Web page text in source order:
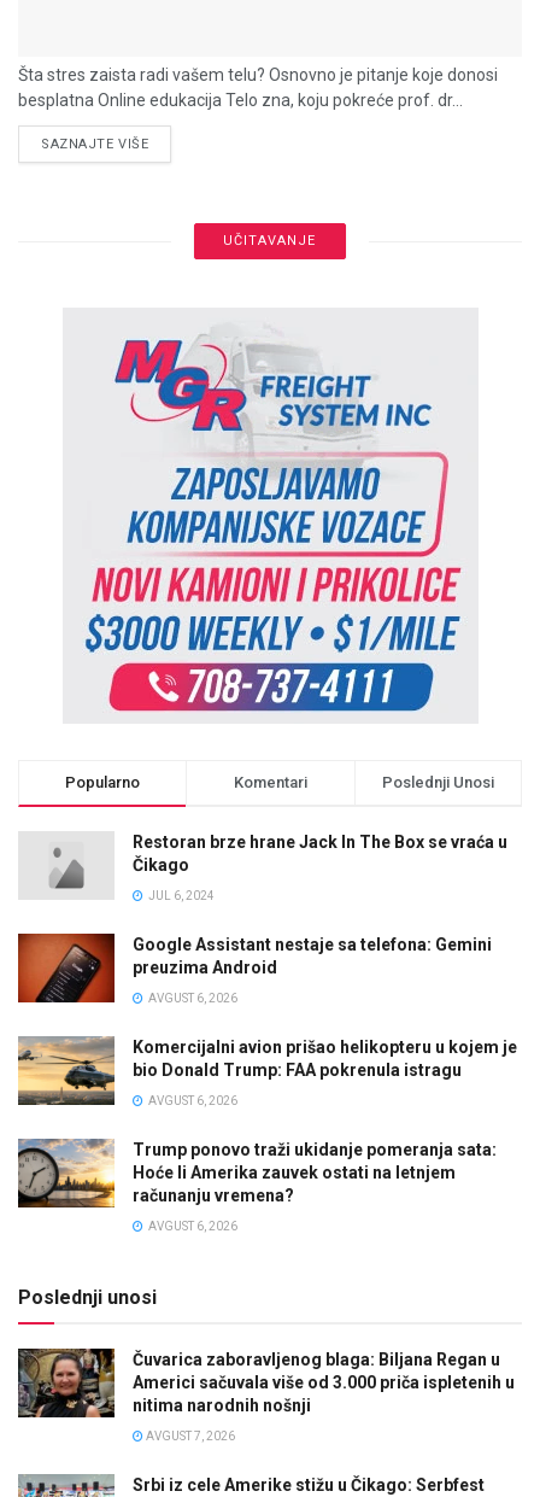
Šta stres zaista radi vašem telu? Osnovno je pitanje koje donosi
besplatna Online edukacija Telo zna, koju pokreće prof. dr...
SAZNAJTE VIŠEDETAILS
UČITAVANJE
Popularno Komentari Poslednji Unosi
Restoran brze hrane Jack In The Box se vraća u
Čikago
JUL 6, 2024
Google Assistant nestaje sa telefona: Gemini
preuzima Android
AVGUST 6, 2026
Komercijalni avion prišao helikopteru u kojem je
bio Donald Trump: FAA pokrenula istragu
AVGUST 6, 2026
Trump ponovo traži ukidanje pomeranja sata:
Hoće li Amerika zauvek ostati na letnjem
računanju vremena?
AVGUST 6, 2026
Poslednji unosi
Čuvarica zaboravljenog blaga: Biljana Regan u
Americi sačuvala više od 3.000 priča ispletenih u
nitima narodnih nošnji
AVGUST 7, 2026
Srbi iz cele Amerike stižu u Čikago: Serbfest